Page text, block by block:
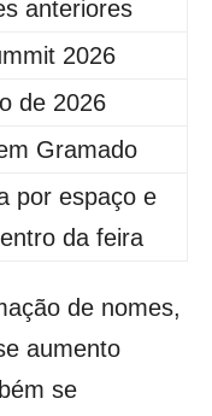
anteriores
2026
de 2026
Gramado
por espaço e
da feira
de nomes,
aumento
se